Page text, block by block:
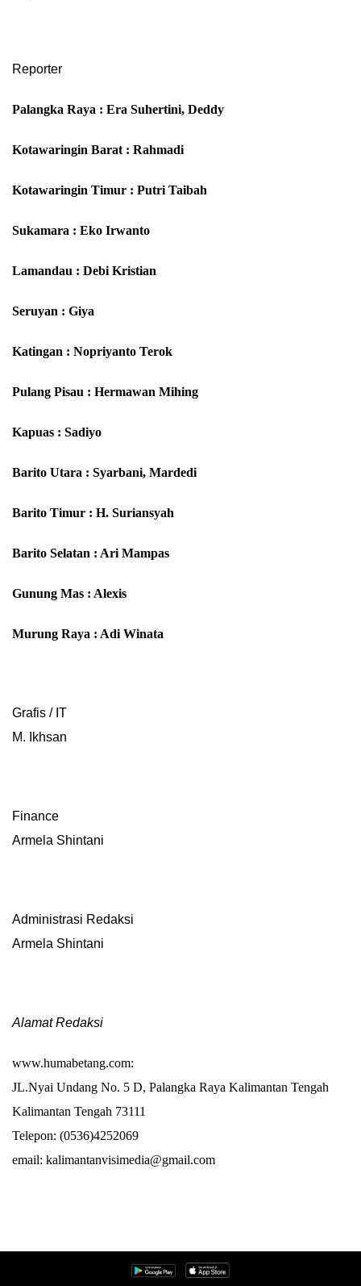
Reporter
Palangka Raya : Era Suhertini, Deddy
Kotawaringin Barat : Rahmadi
Kotawaringin Timur : Putri Taibah
Sukamara : Eko Irwanto
Lamandau : Debi Kristian
Seruyan : Giya
Katingan : Nopriyanto Terok
Pulang Pisau : Hermawan Mihing
Kapuas : Sadiyo
Barito Utara : Syarbani, Mardedi
Barito Timur : H. Suriansyah
Barito Selatan : Ari Mampas
Gunung Mas : Alexis
Murung Raya : Adi Winata
Grafis / IT
M. Ikhsan
Finance
Armela Shintani
Administrasi Redaksi
Armela Shintani
Alamat Redaksi
www.humabetang.com:
JL.Nyai Undang No. 5 D, Palangka Raya Kalimantan Tengah
Kalimantan Tengah 73111
Telepon: (0536)4252069
email: kalimantanvisimedia@gmail.com